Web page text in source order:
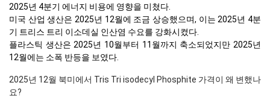
2025년 4분기 에너지 비용에 영향을 미쳤다.
미국 산업 생산은 2025년 12월에 조금 상승했으며, 이는 2025년 4분
기 트리스 트리 이소데실 인산염 수요를 강화시켰다.
플라스틱 생산은 2025년 10월부터 11월까지 축소되었지만 2025년
12월에는 소폭 반등을 보였다.
2025년 12월 북미에서 Tris Tri isodecyl Phosphite 가격이 왜 변했나
요?